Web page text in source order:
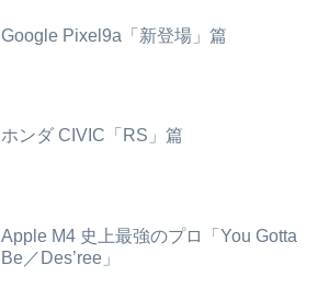
Google Pixel9a「新登場」篇
ホンダ CIVIC「RS」篇
Apple M4 史上最強のプロ「You Gotta
Be／Des’ree」